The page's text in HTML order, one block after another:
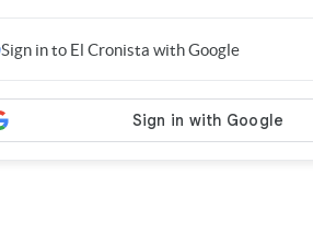
Sign in to El Cronista with Google